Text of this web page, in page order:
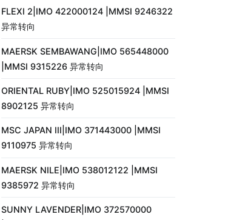
FLEXI 2|IMO 422000124 |MMSI 9246322
异常转向
MAERSK SEMBAWANG|IMO 565448000
|MMSI 9315226 异常转向
ORIENTAL RUBY|IMO 525015924 |MMSI
8902125 异常转向
MSC JAPAN III|IMO 371443000 |MMSI
9110975 异常转向
MAERSK NILE|IMO 538012122 |MMSI
9385972 异常转向
SUNNY LAVENDER|IMO 372570000